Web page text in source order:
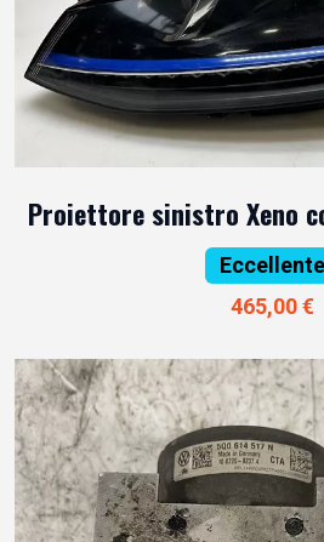
Proiettore sinistro Xeno
Eccellente
465,00 €